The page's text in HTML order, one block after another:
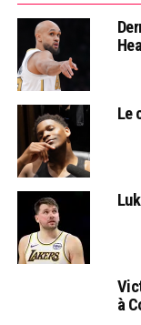
Le
à